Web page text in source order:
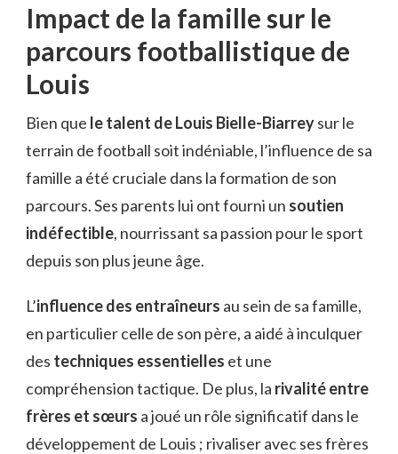
Impact de la famille sur le
parcours footballistique de
Louis
Bien que le talent de Louis Bielle-Biarreysur le
terrain de football soit indéniable, l’influence de sa
famille a été cruciale dans la formation de son
parcours. Ses parents lui ont fourni un soutien
indéfectible, nourrissant sa passion pour le sport
depuis son plus jeune âge.
L’influence des entraîneurs au sein de sa famille,
en particulier celle de son père, a aidé à inculquer
des techniques essentielles et une
compréhension tactique. De plus, la rivalité entre
frères et sœurs a joué un rôle significatif dans le
développement de Louis ; rivaliser avec ses frères